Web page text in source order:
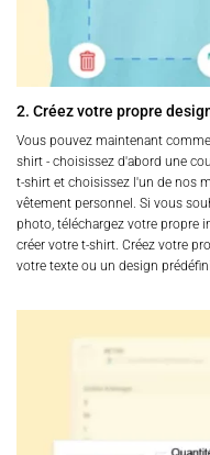
2. Créez votre propre
Vous pouvez maintenant
shirt - choisissez d'abord une
t-shirt et choisissez l'un de nos
vêtement personnel. Si vous
photo, téléchargez votre propre
créer votre t-shirt. Créez votre
votre texte ou un design prédéfini.